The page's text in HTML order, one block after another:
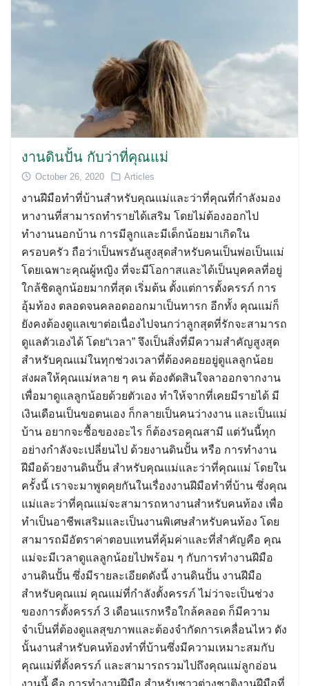
งานดินปั้น กับว่าที่คุณแม่
October 26, 2020 Articles
งานฝีมือทำที่บ้านสำหรับคุณแม่และว่าที่คุณที่กำลังมอง
หางานที่สามารถทำรายได้เสริม โดยไม่ต้องออกไป
ทำงานนอกบ้าน การมีลูกและมีเด็กน้อยมาเกิดใน
ครอบครัว ถือว่าเป็นพรอันสูงสุดสำหรับคนเป็นพ่อเป็นแม่
โดยเฉพาะคุณผู้หญิง ที่จะมีโอกาสและได้เป็นบุคคลที่อยู่
ใกล้ชิดลูกน้อยมากที่สุด เริ่มต้น ตั้งแต่การตั้งครรภ์ การ
อุ้มท้อง ตลอดจนคลอดออกมาเป็นทารก อีกทั้ง คุณแม่ก็
ยังคงต้องดูแลเขาต่อเนื่องไปจนกว่าลูกสุดที่รักจะสามารถ
ดูแลตัวเองได้ โดย“เวลา” จึงเป็นสิ่งที่มีความสำคัญสูงสุด
สำหรับคุณแม่ในทุกช่วงเวลาที่ต้องคอยอยู่ดูแลลูกน้อย
ส่งผลให้คุณแม่หลาย ๆ คน ต้องตัดสินใจลาออกจากงาน
เพื่อมาดูแลลูกน้อยด้วยตัวเอง ทำให้จากที่เคยมีรายได้ มี
เงินเดือนเป็นขอตนเอง ก็กลายเป็นคนว่างงาน และเป็นแม่
บ้าน อยากจะซื้อของอะไร ก็ต้องรอคุณสามี แต่วันนี้ทุก
อย่างกำลังจะเปลี่ยนไป ด้วยงานดินปั้น หรือ การทำงาน
ฝีมือด้วยงานดินปั้น สำหรับคุณแม่และว่าที่คุณแม่ โดยใน
ครั้งนี้ เราจะมาพูดคุยกันในเรื่องงานฝีมือทำที่บ้าน ซึ่งคุณ
แม่และว่าที่คุณแม่จะสามารถหางานสำหรับคนท้อง เพื่อ
ทำเป็นอาชีพเสริมและเป็นงานพิเศษสำหรับคนท้อง โดย
สามารถมีอัตราค่าตอบแทนที่คุ้มค่าและที่สำคัญคือ คุณ
แม่จะมีเวลาดูแลลูกน้อยไปพร้อม ๆ กับการทำงานฝีมือ
งานดินปั้น ซึ่งมีรายละเอียดดังนี้ งานดินปั้น งานฝีมือ
สำหรับคุณแม่ คุณแม่ที่กำลังตั้งครรภ์ ไม่ว่าจะเป็นช่วง
ของการตั้งครรภ์ 3 เดือนแรกหรือใกล้คลอด ก็มีความ
จำเป็นที่ต้องดูแลสุขภาพและต้องจำกัดการเคลื่อนไหว ดัง
นั้นงานสำหรับคนท้องทำที่บ้านซึ่งมีความเหมาะสมกับ
คุณแม่ที่ตั้งครรภ์ และสามารถรวมไปถึงคุณแม่ลูกอ่อน
งานนี้ คือ การทำงานฝีมือ สำหรับชาวต่างชาติงานฝีมือที่